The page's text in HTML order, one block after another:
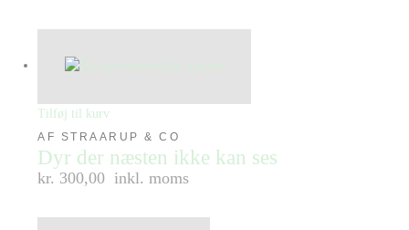
Tilføj til kurv
AF STRAARUP & CO
Dyr der næsten ikke kan ses
kr. 300,00 inkl. moms